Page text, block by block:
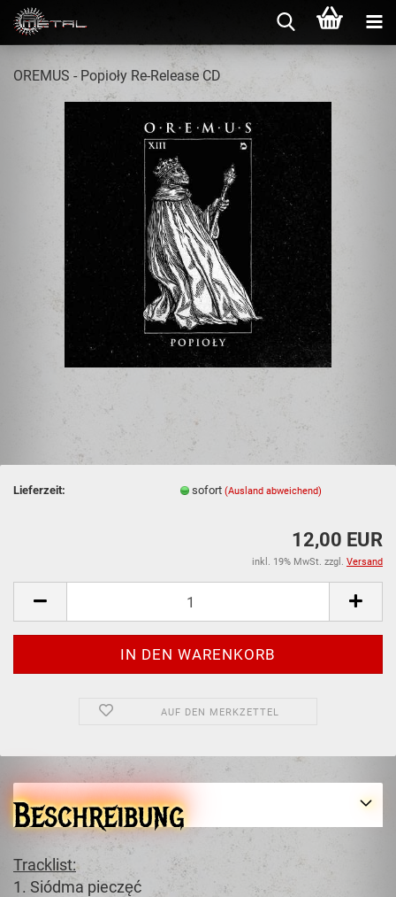
OREMUS - Popioły Re-Release CD
Lieferzeit: sofort(Ausland abweichend)
12,00 EUR
inkl. 19% MwSt. zzgl. Versand
AUF DEN MERKZETTEL
Beschreibung
Tracklist:
1. Siódma pieczęć